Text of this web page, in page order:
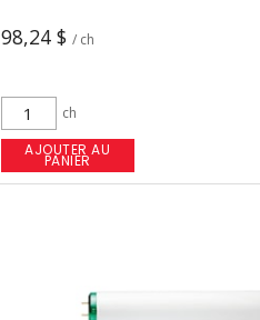
98,24 $ / ch
ch
AJOUTER AU
PANIER